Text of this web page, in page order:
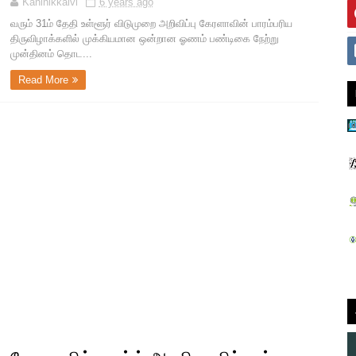
வரும் 31ம் தேதி உள்ளூர் விடுமுறை அறிவிப்பு கேரளாவின் பாரம்பரிய
திருவிழாக்களில் முக்கியமான ஒன்றான ஓணம் பண்டிகை நேற்று
முன்தினம் தொட...
Read More